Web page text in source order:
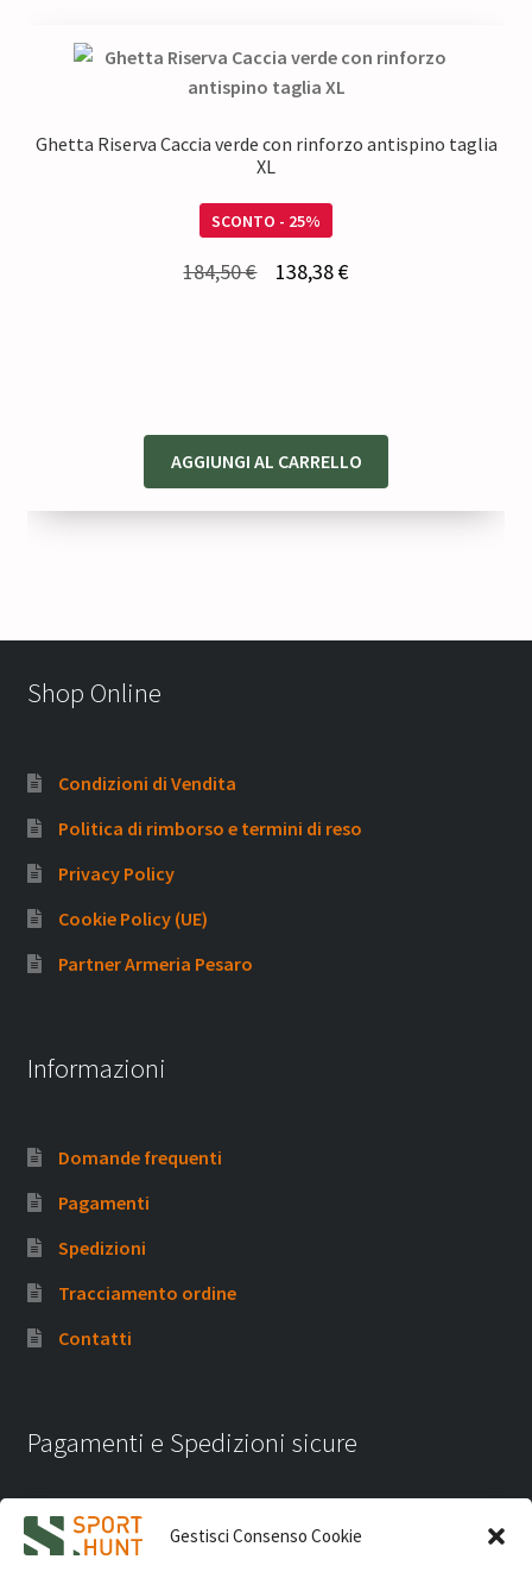
Gestisci Consenso Cookie
Ghetta Riserva Caccia verde con rinforzo antispino taglia
XL
SCONTO - 25%
184,50€ 138,38€Il
AGGIUNGI AL CARRELLO
Shop Online
Condizioni di Vendita
Politica di rimborso e termini di reso
Privacy Policy
Cookie Policy (UE)
Partner Armeria Pesaro
Informazioni
Domande frequenti
Pagamenti
Spedizioni
Tracciamento ordine
Contatti
Pagamenti e Spedizioni sicure